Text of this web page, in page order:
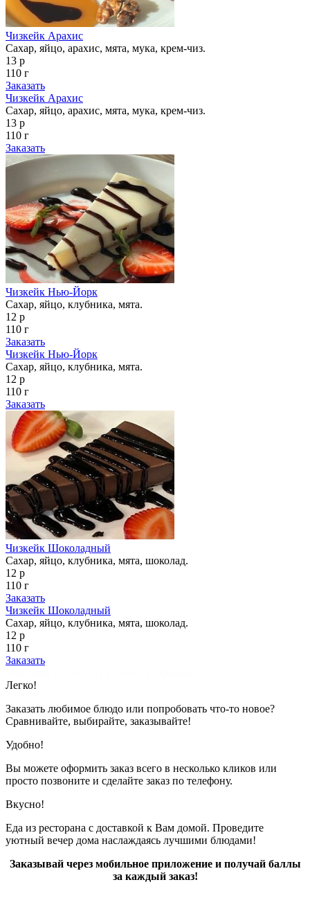
Чизкейк Арахис
Сахар, яйцо, арахис, мята, мука, крем-чиз.
13 р
110 г
Заказать
Чизкейк Арахис
Сахар, яйцо, арахис, мята, мука, крем-чиз.
13 р
110 г
Заказать
Чизкейк Нью-Йорк
Сахар, яйцо, клубника, мята.
12 р
110 г
Заказать
Чизкейк Нью-Йорк
Сахар, яйцо, клубника, мята.
12 р
110 г
Заказать
Чизкейк Шоколадный
Сахар, яйцо, клубника, мята, шоколад.
12 р
110 г
Заказать
Чизкейк Шоколадный
Сахар, яйцо, клубника, мята, шоколад.
12 р
110 г
Заказать
Легко!
Заказать любимое блюдо или попробовать что-то новое?
Сравнивайте, выбирайте, заказывайте!
Удобно!
Вы можете оформить заказ всего в несколько кликов или
просто позвоните и сделайте заказ по телефону.
Вкусно!
Еда из ресторана с доставкой к Вам домой. Проведите
уютный вечер дома наслаждаясь лучшими блюдами!
Заказывай через мобильное приложение и получай баллы
за каждый заказ!